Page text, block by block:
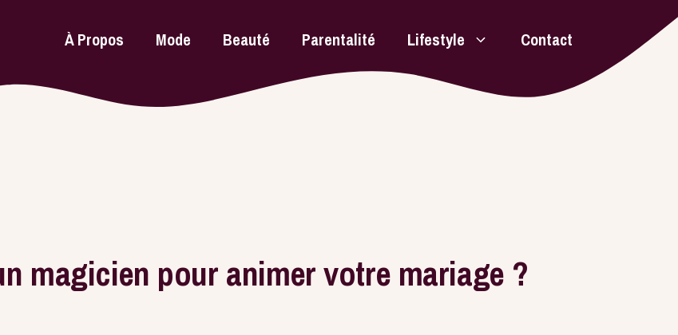
À Propos Mode Beauté Parentalité Lifestyle Contact
magicien pour animer votre mariage ?